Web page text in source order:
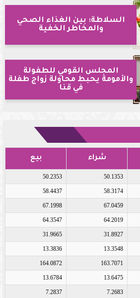
السلاطة: بين الغذاء الصحي
والمخاطر الخفية
المجلس القومي للطفولة
والأمومة يحبط محاولة زواج طفلة
في قنا
شراء بيع
50.1353
50.2353
58.3174
58.4437
67.0459
67.1998
64.2019
64.3547
31.8927
31.9665
13.3548
13.3836
163.7071
164.0872
13.6475
13.6784
7.2683
7.2837